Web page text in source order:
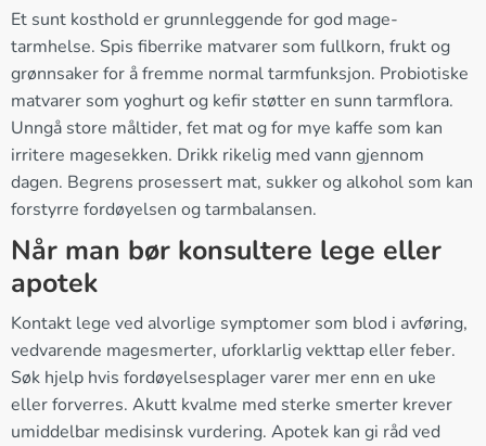
Et sunt kosthold er grunnleggende for god mage-
tarmhelse. Spis fiberrike matvarer som fullkorn, frukt og
grønnsaker for å fremme normal tarmfunksjon. Probiotiske
matvarer som yoghurt og kefir støtter en sunn tarmflora.
Unngå store måltider, fet mat og for mye kaffe som kan
irritere magesekken. Drikk rikelig med vann gjennom
dagen. Begrens prosessert mat, sukker og alkohol som kan
forstyrre fordøyelsen og tarmbalansen.
Når man bør konsultere lege eller
apotek
Kontakt lege ved alvorlige symptomer som blod i avføring,
vedvarende magesmerter, uforklarlig vekttap eller feber.
Søk hjelp hvis fordøyelsesplager varer mer enn en uke
eller forverres. Akutt kvalme med sterke smerter krever
umiddelbar medisinsk vurdering. Apotek kan gi råd ved